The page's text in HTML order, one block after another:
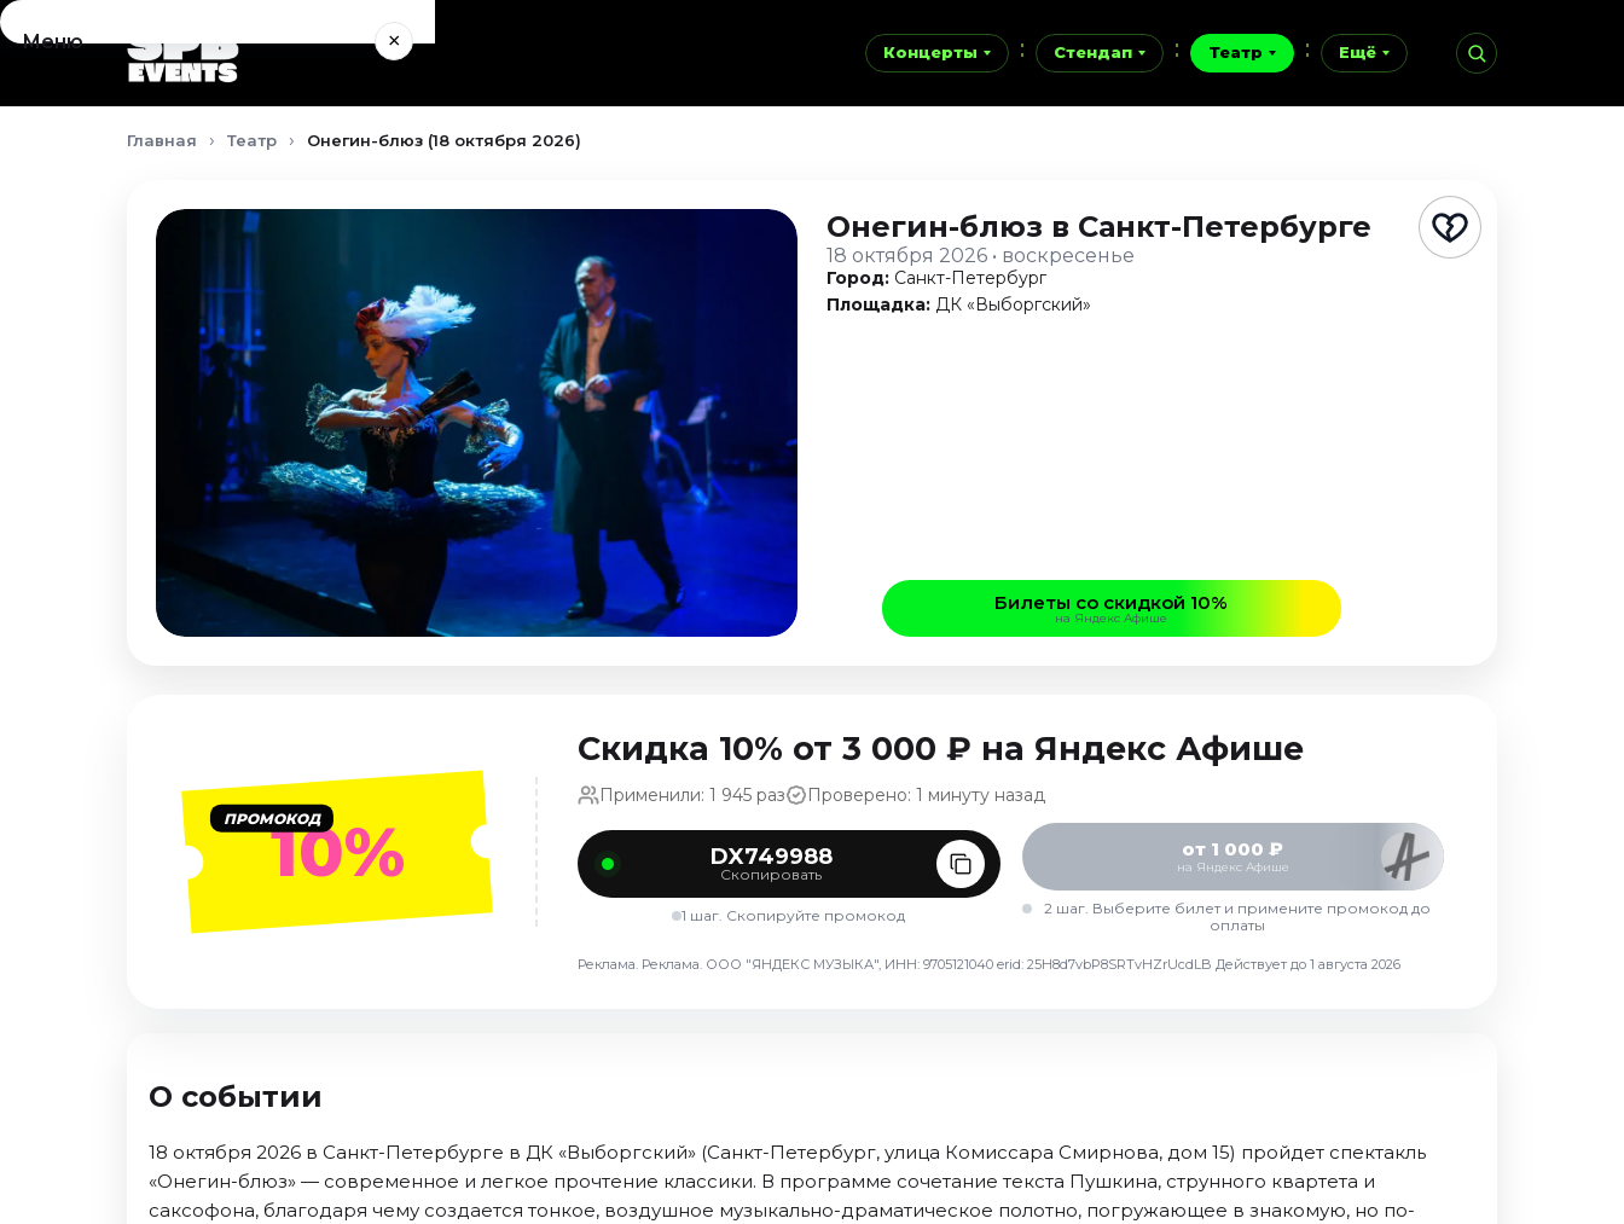
Концерты Стендап Театр Ещё
Меню ×
Концерты
Август 2026Главная Театр Онегин-блюз (18 октября 2026)
Онегин-блюз в Санкт-Петербурге
18 октября 2026 • воскресенье
Город: Санкт-Петербург
Площадка: ДК «Выборгский»
Билеты со скидкой 10%
на Яндекс Афише
ПРОМОКОД10%
Скидка 10% от 3 000 ₽ на Яндекс Афише
Применили: 1 945 раз Проверено: 1 минуту назад
DX749988
Скопировать
1 шаг. Скопируйте промокод
от 1 000 ₽
на Яндекс Афише
2 шаг. Выберите билет и примените промокод до
оплаты
Реклама. Реклама. ООО "ЯНДЕКС МУЗЫКА", ИНН: 9705121040 erid: 25H8d7vbP8SRTvHZrUcdLB Действует до 1 августа 2026
О событии
18 октября 2026 в Санкт-Петербурге в ДК «Выборгский» (Санкт-Петербург, улица Комиссара Смирнова, дом 15) пройдет спектакль
«Онегин-блюз» — современное и легкое прочтение классики. В программе сочетание текста Пушкина, струнного квартета и
саксофона, благодаря чему создается тонкое, воздушное музыкально-драматическое полотно, погружающее в знакомую, но по-